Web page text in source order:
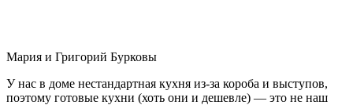
Мария и Григорий Бурковы
У нас в доме нестандартная кухня из-за короба и выступов,
поэтому готовые кухни (хоть они и дешевле) — это не наш